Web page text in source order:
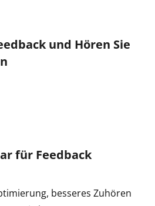
und Hören Sie
für Feedback
besseres Zuhören